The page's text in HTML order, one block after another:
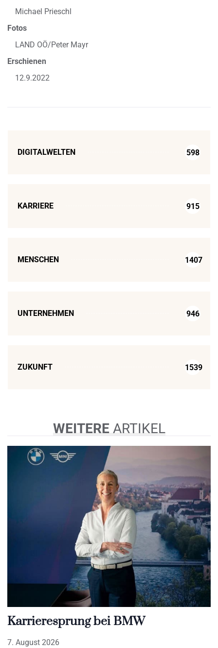
Michael Prieschl
Fotos
LAND OÖ/Peter Mayr
Erschienen
12.9.2022
DIGITALWELTEN 598
KARRIERE 915
MENSCHEN 1407
UNTERNEHMEN 946
ZUKUNFT 1539
WEITEREARTIKEL
Karrieresprung bei BMW
7. August 2026